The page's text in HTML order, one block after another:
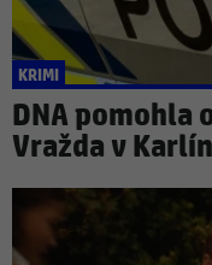
KRIMI
DNA pomohla
Vražda v